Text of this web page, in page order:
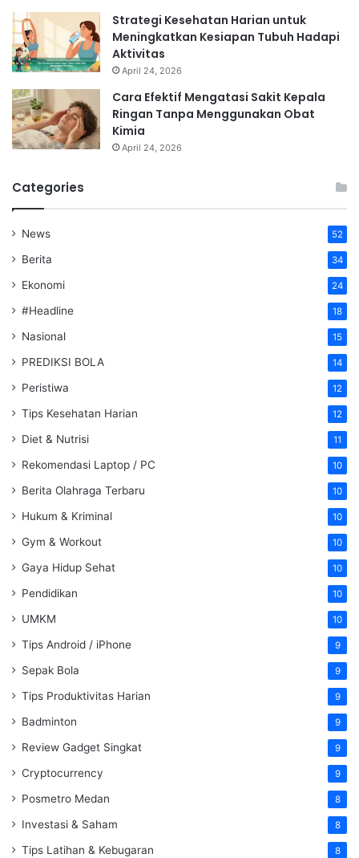
Strategi Kesehatan Harian untuk
Meningkatkan Kesiapan Tubuh Hadapi
Aktivitas
April 24, 2026
Cara Efektif Mengatasi Sakit Kepala
Ringan Tanpa Menggunakan Obat
Kimia
April 24, 2026
Categories
News 52
Berita 34
Ekonomi 24
#Headline 18
Nasional 15
PREDIKSI BOLA 14
Peristiwa 12
Tips Kesehatan Harian 12
Diet & Nutrisi 11
Rekomendasi Laptop / PC 10
Berita Olahraga Terbaru 10
Hukum & Kriminal 10
Gym & Workout 10
Gaya Hidup Sehat 10
Pendidikan 10
UMKM 10
Tips Android / iPhone 9
Sepak Bola 9
Tips Produktivitas Harian 9
Badminton 9
Review Gadget Singkat 9
Cryptocurrency 9
Posmetro Medan 8
Investasi & Saham 8
Tips Latihan & Kebugaran 8